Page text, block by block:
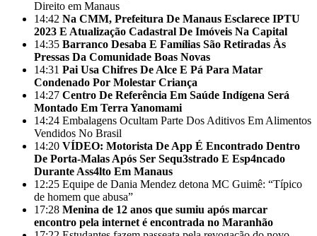
Direito em Manaus
14:42 Na CMM, Prefeitura De Manaus Esclarece IPTU
2023 E Atualização Cadastral De Imóveis Na Capital
14:35 Barranco Desaba E Famílias São Retiradas Às
Pressas Da Comunidade Boas Novas
14:31 Pai Usa Chifres De Alce E Pá Para Matar
Condenado Por Molestar Criança
14:27 Centro De Referência Em Saúde Indígena Será
Montado Em Terra Yanomami
14:24 Embalagens Ocultam Parte Dos Aditivos Em Alimentos
Vendidos No Brasil
14:20 VÍDEO: Motorista De App É Encontrado Dentro
De Porta-Malas Após Ser Sequ3strado E Esp4ncado
Durante Ass4lto Em Manaus
12:25 Equipe de Dania Mendez detona MC Guimê: “Típico
de homem que abusa”
17:28 Menina de 12 anos que sumiu após marcar
encontro pela internet é encontrada no Maranhão